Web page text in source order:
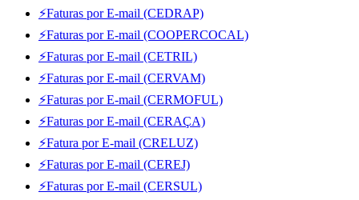
⚡Faturas por E-mail (CEDRAP)
⚡Faturas por E-mail (COOPERCOCAL)
⚡Faturas por E-mail (CETRIL)
⚡Faturas por E-mail (CERVAM)
⚡Faturas por E-mail (CERMOFUL)
⚡Faturas por E-mail (CERAÇA)
⚡Fatura por E-mail (CRELUZ)
⚡Faturas por E-mail (CEREJ)
⚡Faturas por E-mail (CERSUL)